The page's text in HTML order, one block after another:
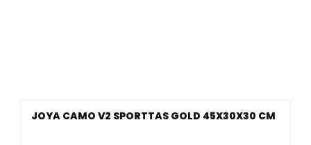
JOYA CAMO V2 SPORTTAS GOLD 45X30X30 CM